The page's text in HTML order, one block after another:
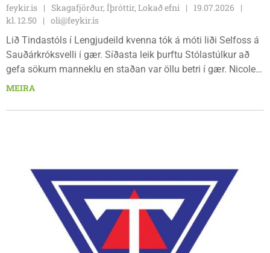
feykir.is Skagafjörður, Íþróttir, Lokað efni
19.07.2026
kl. 12.50
oli@feykir.is
Lið Tindastóls í Lengjudeild kvenna tók á móti liði Selfoss á
Sauðárkróksvelli í gær. Síðasta leik þurftu Stólastúlkur að
gefa sökum manneklu en staðan var öllu betri í gær. Nicole
Tiller og Sólveig Birta Eiðsdóttir komu nýjar inn í hópinn en
6 og fóru með öll stigin suður yfir heiðar.
MEIRA